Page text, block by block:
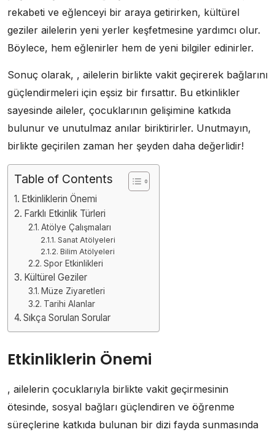
rekabeti ve eğlenceyi bir araya getirirken, kültürel
geziler ailelerin yeni yerler keşfetmesine yardımcı olur.
Böylece, hem eğlenirler hem de yeni bilgiler edinirler.
Sonuç olarak, , ailelerin birlikte vakit geçirerek bağlarını
güçlendirmeleri için eşsiz bir fırsattır. Bu etkinlikler
sayesinde aileler, çocuklarının gelişimine katkıda
bulunur ve unutulmaz anılar biriktirirler. Unutmayın,
birlikte geçirilen zaman her şeyden daha değerlidir!
Table of Contents
Etkinliklerin Önemi
Farklı Etkinlik Türleri
Atölye Çalışmaları
Sanat Atölyeleri
Bilim Atölyeleri
Spor Etkinlikleri
Kültürel Geziler
Müze Ziyaretleri
Tarihi Alanlar
Sıkça Sorulan Sorular
Etkinliklerin Önemi
, ailelerin çocuklarıyla birlikte vakit geçirmesinin
ötesinde, sosyal bağları güçlendiren ve öğrenme
süreçlerine katkıda bulunan bir dizi fayda sunmasında